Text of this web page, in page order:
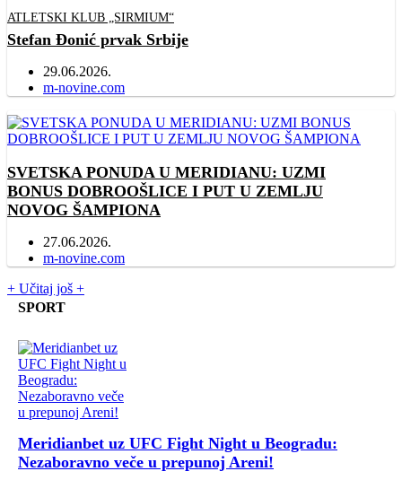
ATLETSKI KLUB „SIRMIUM“
Stefan Đonić prvak Srbije
29.06.2026.
Author
m-novine.com
SVETSKA PONUDA U MERIDIANU: UZMI
BONUS DOBROOŠLICE I PUT U ZEMLJU
NOVOG ŠAMPIONA
27.06.2026.
Author
m-novine.com
+ Učitaj još +
SPORT
Meridianbet uz UFC Fight Night u Beogradu:
Nezaboravno veče u prepunoj Areni!